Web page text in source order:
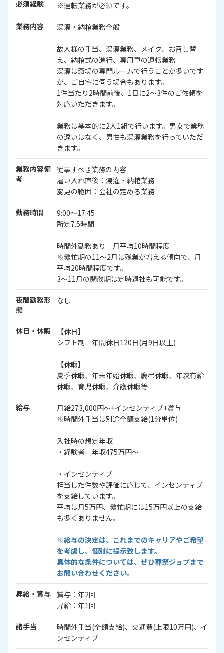
必須経験 ※運転業務が必須です。
業務内容 湯灌・納棺業務全般
故人様の手当、湯灌業務、メイク、お召し替
え、納棺式の進行、専用車の運転業務
湯灌は斎場の専門ルームで行うことが多いです
が、ご自宅に伺う場合もあります。
1件当たり2時間前後、1日に2～3件のご依頼を
対応いただきます。
業務は基本的に2人1組で行います。男女で業務
の違いはなく、男性も湯灌業務を行っていただ
きます。
業務内容備
考
従事すべき業務の内容
雇い入れ直後：湯灌・納棺業務
変更の範囲：会社の定める業務
勤務時間
9:00～17:45
所定7.5時間
時間外勤務あり 月平均10時間程度
※繁忙期の11～2月は残業が増える傾向で、月
平均20時間程度です。
3～11月の閑散期は定時退社も可能です。
夜間勤務形
態
なし
休日・休暇
【休日】
シフト制 年間休日120日(月9日以上)
【休暇】
夏季休暇、年末年始休暇、慶弔休暇、年次有給
休暇、育児休暇、介護休暇等
給与
月給273,000円～+インセンティブ+賞与
※時間外手当は別途全額支給(1分単位)
入社時の想定年収
・経験者 年収475万円～
・インセンティブ
担当した件数や評価に応じて、インセンティブ
を支給しています。
平均は月5万円、繁忙期には15万円以上の支給
も多くありません。
※給与の決定は、これまでのキャリアやご希望
を考慮し、個別に提示致します。
具体的な条件については、ぜひ葬祭ジョブまで
お問い合わせください。
昇給・賞与
賞与：年2回
昇給：年1回
諸手当
時間外手当(全額支給)、交通費(上限10万円)、イ
ンセンティブ